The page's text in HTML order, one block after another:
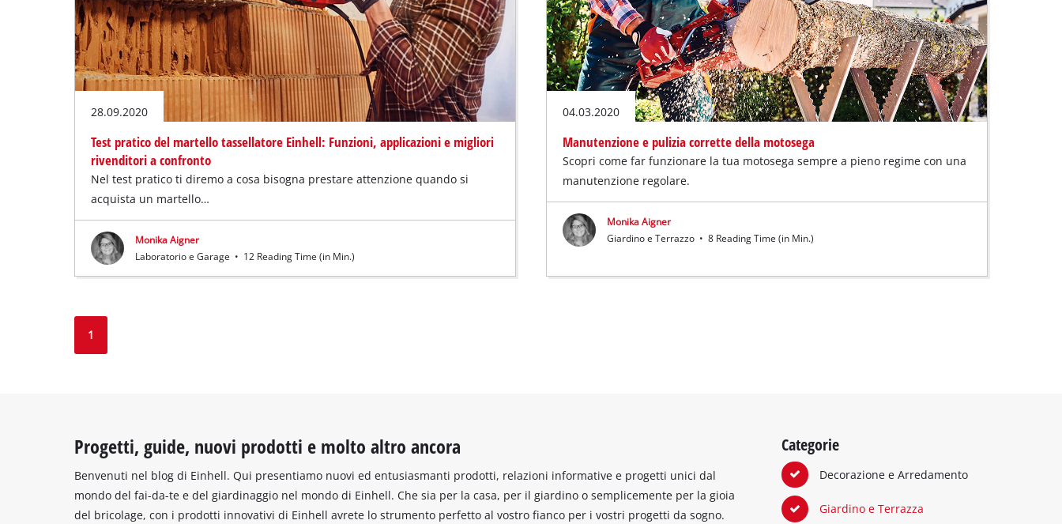
28.09.2020
Test pratico del martello tassellatore Einhell: Funzioni, applicazioni e migliori
rivenditori a confronto
Nel test pratico ti diremo a cosa bisogna prestare attenzione quando si
acquista un martello…
Monika Aigner
Laboratorio e Garage • 12 Reading Time (in Min.)
04.03.2020
Manutenzione e pulizia corrette della motosega
Scopri come far funzionare la tua motosega sempre a pieno regime con una
manutenzione regolare.
Monika Aigner
Giardino e Terrazzo • 8 Reading Time (in Min.)
1
Progetti, guide, nuovi prodotti e molto altro ancora
Benvenuti nel blog di Einhell. Qui presentiamo nuovi ed entusiasmanti prodotti, relazioni informative e progetti unici dal
mondo del fai-da-te e del giardinaggio nel mondo di Einhell. Che sia per la casa, per il giardino o semplicemente per la gioia
del bricolage, con i prodotti innovativi di Einhell avrete lo strumento perfetto al vostro fianco per i vostri progetti da sogno.
Categorie
Decorazione e Arredamento
Giardino e Terrazza